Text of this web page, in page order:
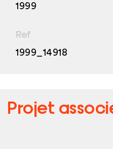
1999
Ref
1999_14918
Projet